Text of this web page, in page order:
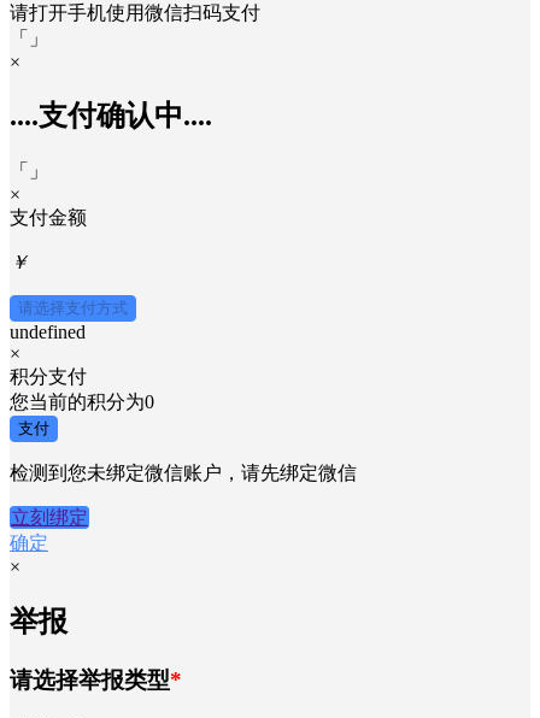
请打开手机使用微信扫码支付
「
」
×
....支付确认中....
「
」
×
支付金额
￥
请选择支付方式
undefined
×
积分支付
您当前的积分为0
支付
检测到您未绑定微信账户，请先绑定微信
立刻绑定
确定
×
举报
请选择举报类型*